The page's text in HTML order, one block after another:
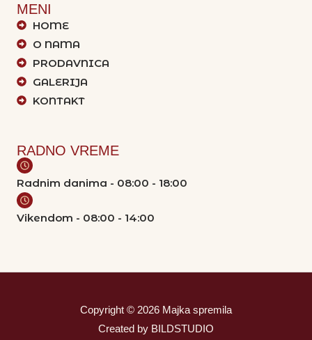
MENI
HOME
O NAMA
PRODAVNICA
GALERIJA
KONTAKT
RADNO VREME
Radnim danima - 08:00 - 18:00
Vikendom - 08:00 - 14:00
Copyright © 2026 Majka spremila
Created by BILDSTUDIO